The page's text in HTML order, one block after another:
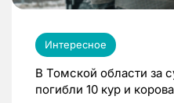
Интересное
В Томской области за
погибли 10 кур и корова